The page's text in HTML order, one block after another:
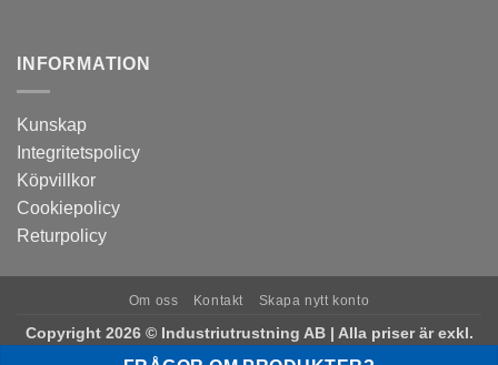
INFORMATION
Kunskap
Integritetspolicy
Köpvillkor
Cookiepolicy
Returpolicy
Om oss Kontakt Skapa nytt konto
Copyright 2026 © Industriutrustning AB | Alla priser är exkl.
moms